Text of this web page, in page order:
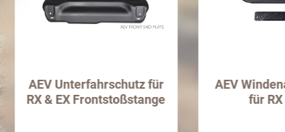
AEV Unterfahrschutz für
RX & EX Frontstoßstange
AEV
für RX